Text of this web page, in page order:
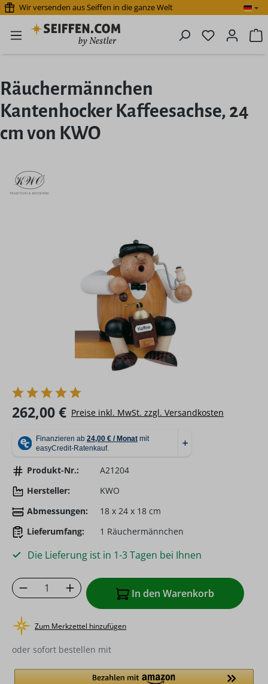
Zum Hauptinhalt springen
Wir versenden aus Seiffen in die ganze Welt
Du hast 0
Räuchermännchen
Kantenhocker Kaffeesachse, 24
cm von KWO
Bildergalerie überspringen
Regulärer Preis:
262,00 € Preise inkl. MwSt. zzgl. Versandkosten
Produkt-Nr.:
A21204
Hersteller:
KWO
Abmessungen:
18 x 24 x 18 cm
Lieferumfang:
1 Räuchermännchen
Die Lieferung ist in 1-3 Tagen bei Ihnen
Produkt Anzahl: Gib den gewünschten
In den Warenkorb
Zum Merkzettel hinzufügen
oder sofort bestellen mit